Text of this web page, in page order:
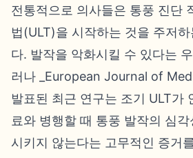
전통적으로 의사들은 통풍 진단
법(ULT)을 시작하는 것을 주저
다. 발작을 악화시킬 수 있다는
러나 _European Journal of
발표된 최근 연구는 조기 ULT가
료와 병행할 때 통풍 발작의 심
시키지 않는다는 고무적인 증거